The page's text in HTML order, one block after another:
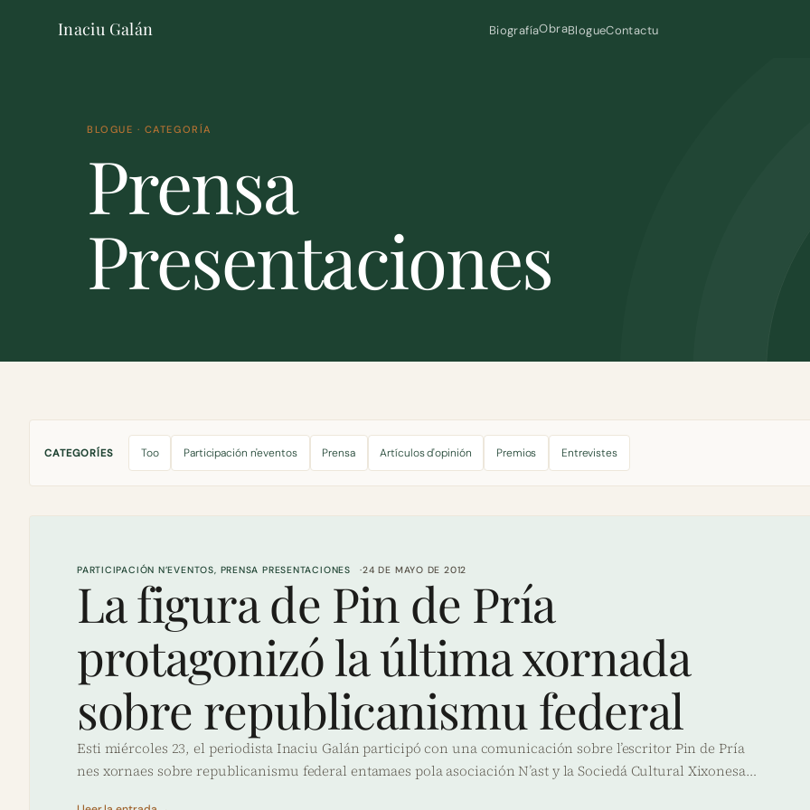
Inaciu Galán BiografíaObraBlogueContactu
BLOGUE · CATEGORÍA
Prensa
Presentaciones
CATEGORÍES Too Participación n'eventos Prensa Artículos d'opinión Premios Entrevistes
PARTICIPACIÓN N’EVENTOS, PRENSA PRESENTACIONES 24 DE MAYO DE 2012
La figura de Pin de Pría
protagonizó la última xornada
sobre republicanismu federal
Esti miércoles 23, el periodista Inaciu Galán participó con una comunicación sobre l’escritor Pin de Pría
nes xornaes sobre republicanismu federal entamaes pola asociación N’ast y la Sociedá Cultural Xixonesa…